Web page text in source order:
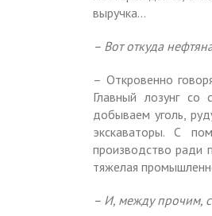
выручка…
– Вот откуда
– Откровенно
Главный лозунг
добываем уголь,
экскаваторы. С
производство ради
тяжелая
– И, между прочим,